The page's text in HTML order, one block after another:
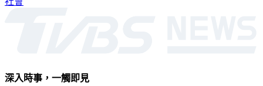
深入時事，一觸即見